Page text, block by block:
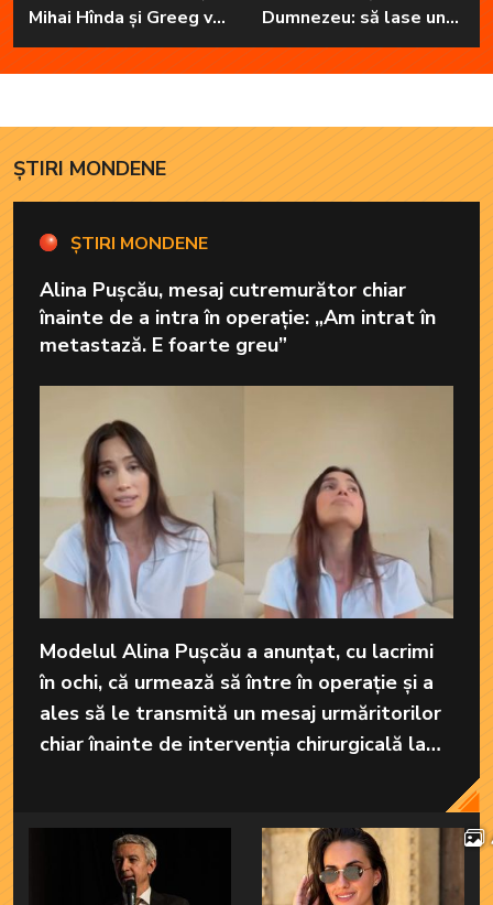
Mihai Hînda și Greeg vor
da, pe rând, trezirea cu
„Dimineți de vacanță”
Dumnezeu: să lase unul
în familie cu har, harul
de a cânta, să poată să
lipsește”
ȘTIRI MONDENE
ȘTIRI MONDENE
Alina Pușcău, mesaj cutremurător chiar
înainte de a intra în operație: „Am intrat în
metastază. E foarte greu”
Modelul Alina Pușcău a anunțat, cu lacrimi
în ochi, că urmează să între în operație și a
ales să le transmită un mesaj urmăritorilor
chiar înainte de intervenția chirurgicală la